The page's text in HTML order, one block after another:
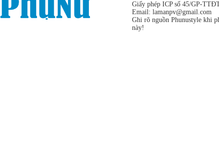
Giấy phép ICP số 45/GP-
Email: lamanpv@gmail.com
Ghi rõ nguồn Phunustyle khi
này!